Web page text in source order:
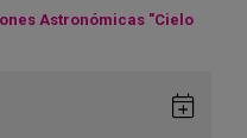
Astronómicas "Cielo